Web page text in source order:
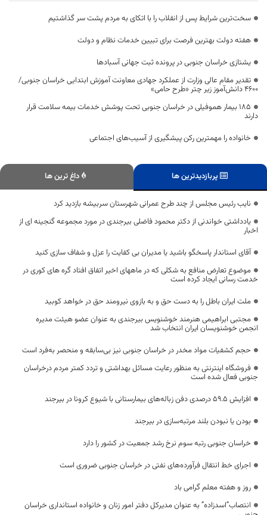
سخت‌ترین شرایط پس از انقلاب را با اتکای به مردم پشت سر گذاشتیم
هفته دولت بهترین فرصت برای تبیین خدمات نظام و دولت
یشتازی خراسان جنوبی در پرونده ثبت جهانی آسبادها
تقدیر مقام عالی وزارت از عملکرد جهادی معاونت آموزش ابتدایی خراسان جنوبی/
۴۶۰۰ دانش‌آموز زیر چتر «طرح حامی»
۱۸۵ بیمار هموفیلی در خراسان جنوبی تحت پوشش خدمات بیمه سلامت قرار
دارند
خانواده را مهمترین رکن پیشگیری از آسیب‌های اجتماعی
پربازدیدترین ها داغ ترین ها
نایب رئیس مجلس از چند طرح عمرانی شهرستان سربیشه بازدید کرد
یادداشتی خواندنی از دکتر محمود فاضلی بیرجندی در مورد مجموعه گنجینه ای از
اخبار
آقای استاندار پاسخگو باشید یا مدیران بی کفایت را عزل و شفاف سازی کنید
موضوع تعارض منافع به شکلی که در ماههای اخیر اتفاق افتاد گره های کوری در
خدمت رسانی ایجاد کرده است
ملت ایران باطل را به دست حق و به بازوى نیرومند حق در خواهد کوبید
مجتبی ابراهیمی هنرمند خوشنویس بیرجندی به عنوان عضو هیئت مدیره
انجمن خوشنویسان ایران انتخاب شد
حجم کشفیات مواد مخدر در خراسان جنوبی نیز بی‌سابقه و منحصر به‌فرد است
فروشگاه اینترنتی به منظور رعایت مسائل بهداشتی و تردد کمتر مردم درخراسان
جنوبی فعال شده است
افزایش ۵۹.۵ درصدی دفن زباله‌های بیمارستانی با شیوع کرونا در بیرجند
بودن یا نبودن بلند مرتبه‌سازی در بیرجند
خراسان جنوبی رتبه سوم نرخ رشد جمعیت در کشور را دارد
اجرای خط انتقال فرآورده‌های نفتی در خراسان جنوبی ضروری است
روز و هفته معلم گرامی باد
انتصاب”اسدزاده” به عنوان مدیرکل دفتر امور زنان و خانواده استانداری خراسان